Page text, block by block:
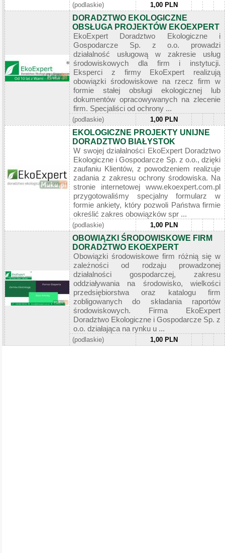
(podlaskie) 1,00 PLN
DORADZTWO EKOLOGICZNE
OBSŁUGA PROJEKTÓW EKOEXPERT
EkoExpert Doradztwo Ekologiczne i
Gospodarcze Sp. z o.o. prowadzi
działalność usługową w zakresie usług
środowiskowych dla firm i instytucji.
Eksperci z firmy EkoExpert realizują
obowiązki środowiskowe na rzecz firm w
formie stałej obsługi ekologicznej lub
dokumentów opracowywanych na zlecenie
firm. Specjaliści od ochrony ...
(podlaskie) 1,00 PLN
EKOLOGICZNE PROJEKTY UNIJNE
DORADZTWO BIAŁYSTOK
W swojej działalności EkoExpert Doradztwo
Ekologiczne i Gospodarcze Sp. z o.o., dzięki
zaufaniu Klientów, z powodzeniem realizuje
zadania z zakresu ochrony środowiska. Na
stronie internetowej www.ekoexpert.com.pl
przygotowaliśmy specjalny formularz w
formie ankiety, który pozwoli Państwa firmie
określić zakres obowiązków spr ...
(podlaskie) 1,00 PLN
OBOWIĄZKI ŚRODOWISKOWE FIRM
DORADZTWO EKOEXPERT
Obowiązki środowiskowe firm różnią się w
zależności od rodzaju prowadzonej
działalności gospodarczej, zakresu
oddziaływania na środowisko, wielkości
przedsiębiorstwa oraz katalogu firm
zobligowanych do składania raportów
środowiskowych. Firma EkoExpert
Doradztwo Ekologiczne i Gospodarcze Sp. z
o.o. działająca na rynku u ...
(podlaskie) 1,00 PLN